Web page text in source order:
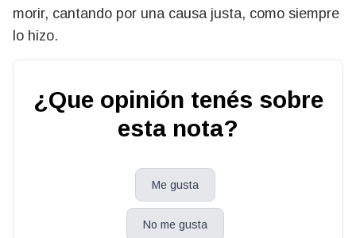
morir, cantando por una causa justa, como siempre
lo hizo.
¿Que opinión tenés sobre
esta nota?
Me gusta
No me gusta